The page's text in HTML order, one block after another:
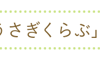
ぎくらぶ」